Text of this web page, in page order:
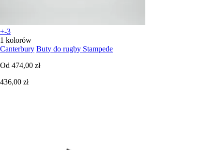
+-3
1 kolorów
Canterbury Buty do rugby Stampede
Od 474,00 zł
436,00 zł